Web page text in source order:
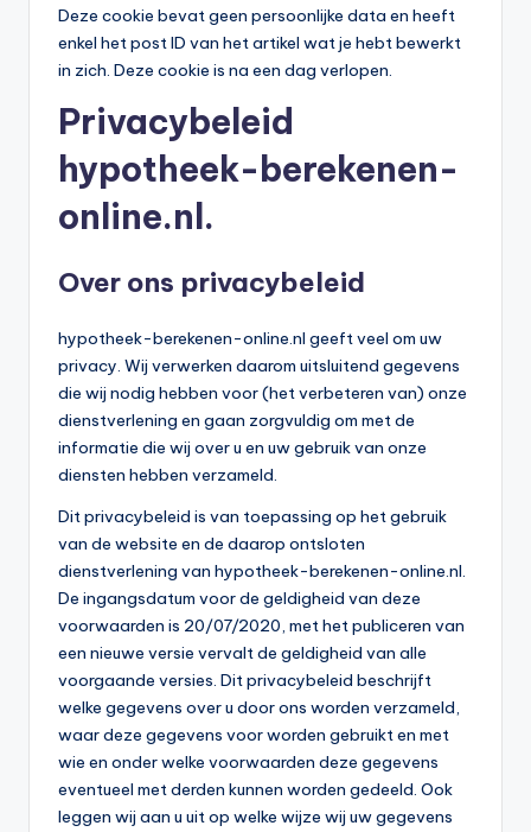
Deze cookie bevat geen persoonlijke data en heeft
enkel het post ID van het artikel wat je hebt bewerkt
in zich. Deze cookie is na een dag verlopen.
Privacybeleid
hypotheek-berekenen-
online.nl.
Over ons privacybeleid
hypotheek-berekenen-online.nl geeft veel om uw
privacy. Wij verwerken daarom uitsluitend gegevens
die wij nodig hebben voor (het verbeteren van) onze
dienstverlening en gaan zorgvuldig om met de
informatie die wij over u en uw gebruik van onze
diensten hebben verzameld.
Dit privacybeleid is van toepassing op het gebruik
van de website en de daarop ontsloten
dienstverlening van hypotheek-berekenen-online.nl.
De ingangsdatum voor de geldigheid van deze
voorwaarden is 20/07/2020, met het publiceren van
een nieuwe versie vervalt de geldigheid van alle
voorgaande versies. Dit privacybeleid beschrijft
welke gegevens over u door ons worden verzameld,
waar deze gegevens voor worden gebruikt en met
wie en onder welke voorwaarden deze gegevens
eventueel met derden kunnen worden gedeeld. Ook
leggen wij aan u uit op welke wijze wij uw gegevens